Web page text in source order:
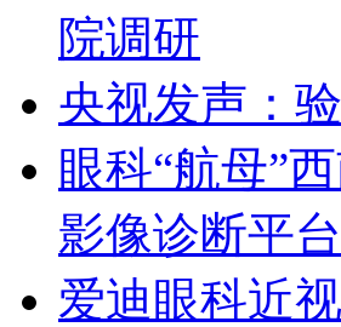
院调研
央视发声：
眼科“航母”
影像诊断平
爱迪眼科近